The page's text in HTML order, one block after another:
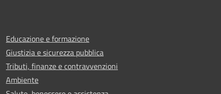
Educazione e formazione
Giustizia e sicurezza pubblica
Tributi, finanze e contravvenzioni
Ambiente